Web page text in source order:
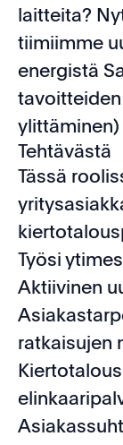
laitteita?
tiimiimme
energistä
Tehtävästä
Tässä
Työsi
Aktiivinen
ratkaisujen